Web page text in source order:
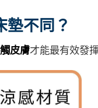
墊不同？
皮膚才能最有效發